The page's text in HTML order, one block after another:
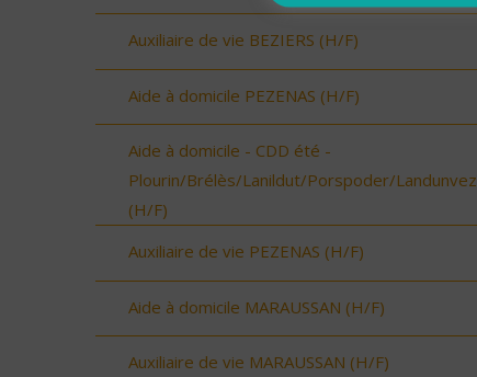
Auxiliaire de vie BEZIERS (H/F)
Aide à domicile PEZENAS (H/F)
Aide à domicile - CDD été -
Plourin/Brélès/Lanildut/Porspoder/Landunvez
(H/F)
Auxiliaire de vie PEZENAS (H/F)
Aide à domicile MARAUSSAN (H/F)
Auxiliaire de vie MARAUSSAN (H/F)